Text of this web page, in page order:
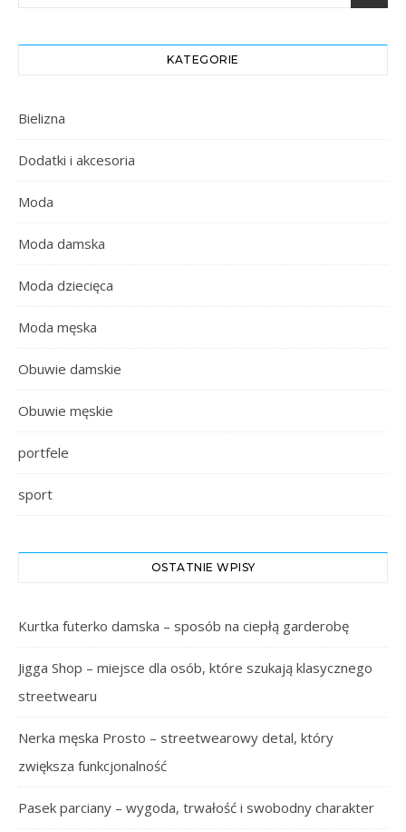
KATEGORIE
Bielizna
Dodatki i akcesoria
Moda
Moda damska
Moda dziecięca
Moda męska
Obuwie damskie
Obuwie męskie
portfele
sport
OSTATNIE WPISY
Kurtka futerko damska – sposób na ciepłą garderobę
Jigga Shop – miejsce dla osób, które szukają klasycznego
streetwearu
Nerka męska Prosto – streetwearowy detal, który
zwiększa funkcjonalność
Pasek parciany – wygoda, trwałość i swobodny charakter